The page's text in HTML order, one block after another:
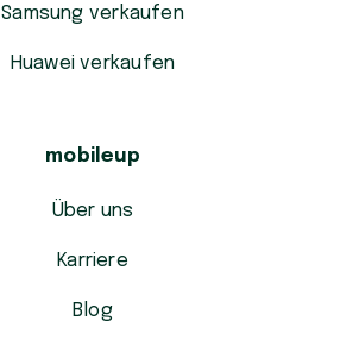
Samsung verkaufen
Huawei verkaufen
mobileup
Über uns
Karriere
Blog